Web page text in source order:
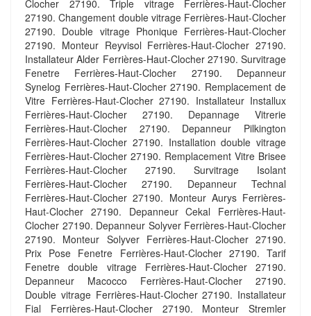
Clocher 27190. Triple vitrage Ferrières-Haut-Clocher
27190. Changement double vitrage Ferrières-Haut-Clocher
27190. Double vitrage Phonique Ferrières-Haut-Clocher
27190. Monteur Reyvisol Ferrières-Haut-Clocher 27190.
Installateur Alder Ferrières-Haut-Clocher 27190. Survitrage
Fenetre Ferrières-Haut-Clocher 27190. Depanneur
Synelog Ferrières-Haut-Clocher 27190. Remplacement de
Vitre Ferrières-Haut-Clocher 27190. Installateur Installux
Ferrières-Haut-Clocher 27190. Depannage Vitrerie
Ferrières-Haut-Clocher 27190. Depanneur Pilkington
Ferrières-Haut-Clocher 27190. Installation double vitrage
Ferrières-Haut-Clocher 27190. Remplacement Vitre Brisee
Ferrières-Haut-Clocher 27190. Survitrage Isolant
Ferrières-Haut-Clocher 27190. Depanneur Technal
Ferrières-Haut-Clocher 27190. Monteur Aurys Ferrières-
Haut-Clocher 27190. Depanneur Cekal Ferrières-Haut-
Clocher 27190. Depanneur Solyver Ferrières-Haut-Clocher
27190. Monteur Solyver Ferrières-Haut-Clocher 27190.
Prix Pose Fenetre Ferrières-Haut-Clocher 27190. Tarif
Fenetre double vitrage Ferrières-Haut-Clocher 27190.
Depanneur Macocco Ferrières-Haut-Clocher 27190.
Double vitrage Ferrières-Haut-Clocher 27190. Installateur
Fial Ferrières-Haut-Clocher 27190. Monteur Stremler